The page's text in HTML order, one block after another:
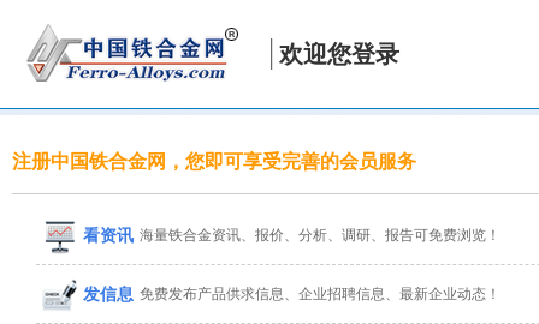
欢迎您登录
注册中国铁合金网，您即可享受完善的会员服务
看资讯 海量铁合金资讯、报价、分析、调研、报告可免费浏览！
发信息 免费发布产品供求信息、企业招聘信息、最新企业动态！